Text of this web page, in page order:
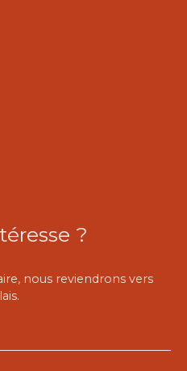
?
nous reviendrons vers